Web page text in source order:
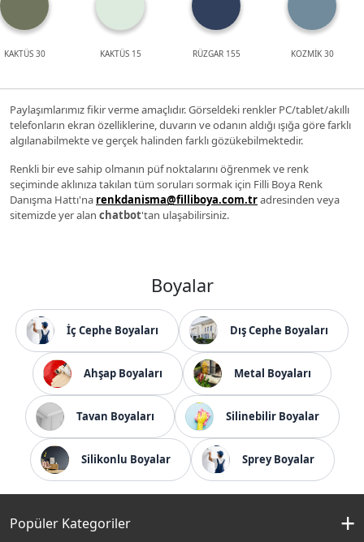
KAKTÜS 30 KAKTÜS 15 RÜZGAR 155 KOZMİK 30
Paylaşımlarımız fikir verme amaçlıdır. Görseldeki renkler PC/tablet/akıllı
telefonların ekran özelliklerine, duvarın ve odanın aldığı ışığa göre farklı
algılanabilmekte ve gerçek halinden farklı gözükebilmektedir.
Renkli bir eve sahip olmanın püf noktalarını öğrenmek ve renk
seçiminde aklınıza takılan tüm soruları sormak için Filli Boya Renk
Danışma Hattı'na renkdanisma@filliboya.com.tradresinden veya
sitemizde yer alan chatbot'tan ulaşabilirsiniz.
Boyalar
İç Cephe Boyaları Dış Cephe Boyaları
Ahşap Boyaları Metal Boyaları
Tavan Boyaları Silinebilir Boyalar
Silikonlu Boyalar Sprey Boyalar
Popüler Kategoriler